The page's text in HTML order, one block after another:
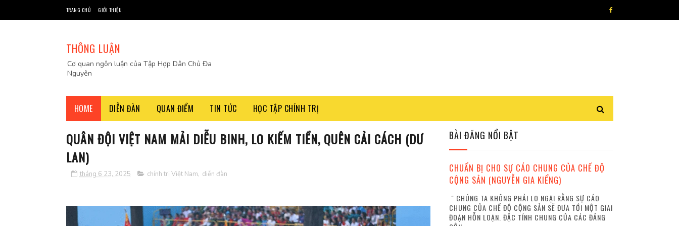
TRANG CHỦ GIỚI THIỆU
THÔNG LUẬN
Cơ quan ngôn luận của Tập Hợp Dân Chủ Đa
Nguyên
HOME DIỄN ĐÀN QUAN ĐIỂM TIN TỨC HỌC TẬP CHÍNH TRỊ
QUÂN ĐỘI VIỆT NAM MẢI DIỄU BINH, LO KIẾM TIỀN, QUÊN CẢI CÁCH (DƯ
LAN)
tháng 6 23, 2025 chính trị Việt Nam, diễn đàn
BÀI ĐĂNG NỔI BẬT
CHUẨN BỊ CHO SỰ CÁO CHUNG CỦA CHẾ ĐỘ
CỘNG SẢN (NGUYỄN GIA KIỂNG)
" CHÚNG TA KHÔNG PHẢI LO NGẠI RẰNG SỰ CÁO
CHUNG CỦA CHẾ ĐỘ CỘNG SẢN SẼ ĐƯA TỚI MỘT GIAI
ĐOẠN HỖN LOẠN. ĐẶC TÍNH CHUNG CỦA CÁC ĐẢNG